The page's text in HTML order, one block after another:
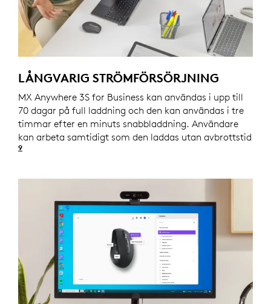
LÅNGVARIG STRÖMFÖRSÖRJNING
MX Anywhere 3S for Business kan användas i upp till
70 dagar på full laddning och den kan användas i tre
timmar efter en minuts snabbladdning. Användare
kan arbeta samtidigt som den laddas utan avbrottstid
9